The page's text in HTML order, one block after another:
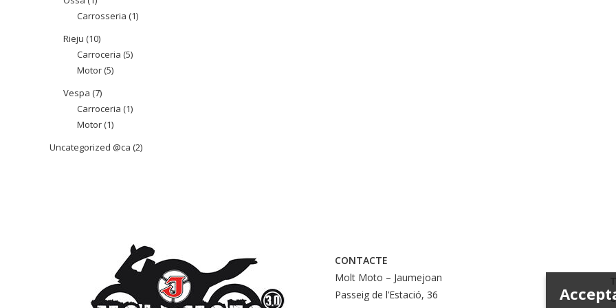
producte
Carrosseria 11
Rieju 1010
productes
Carroceria 55
Motor 55
Vespa 77
productes
Carroceria 11
Motor 11
producte
Uncategorized @ca 22
CONTACTE
Molt Moto – Jaumejoan
Passeig de l’Estació, 36